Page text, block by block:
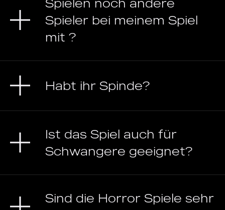
Spielen noch andere
Spieler bei meinem Spiel
mit ?
Habt ihr Spinde?
Ist das Spiel auch für
Schwangere geeignet?
Sind die Horror Spiele sehr